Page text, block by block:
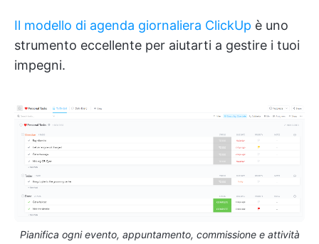
Il modello di agenda giornaliera ClickUp è uno
strumento eccellente per aiutarti a gestire i tuoi
impegni.
Pianifica ogni evento, appuntamento, commissione e attività